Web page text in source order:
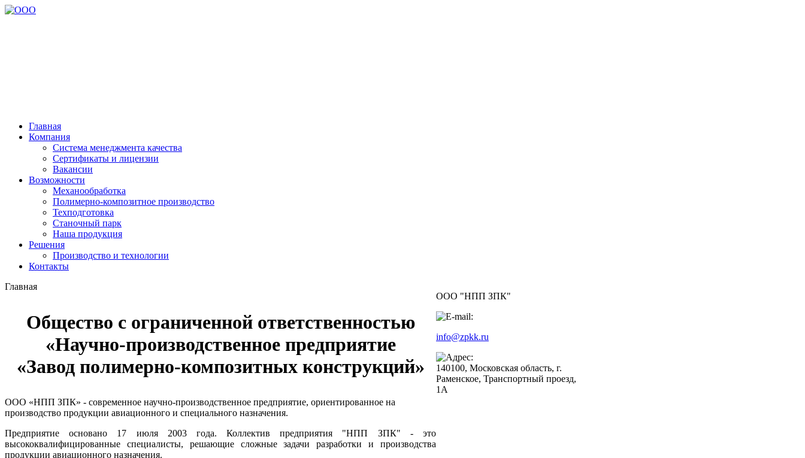
Главная
Компания
Система менеджмента качества
Сертификаты и лицензии
Вакансии
Возможности
Механообработка
Полимерно-композитное производство
Техподготовка
Станочный парк
Наша продукция
Решения
Производство и технологии
Контакты
Главная
Общество с ограниченной ответственностью
«Научно-производственное предприятие
«Завод полимерно-композитных конструкций»
ООО «НПП ЗПК» - современное научно-производственное предприятие, ориентированное на
производство продукции авиационного и специального назначения.
Предприятие основано 17 июля 2003 года. Коллектив предприятия "НПП ЗПК" - это
высококвалифицированные специалисты, решающие сложные задачи разработки и производства
продукции авиационного назначения.
ООО "НПП ЗПК"
info@zpkk.ru
140100, Московская область, г.
Раменское, Транспортный проезд,
1A